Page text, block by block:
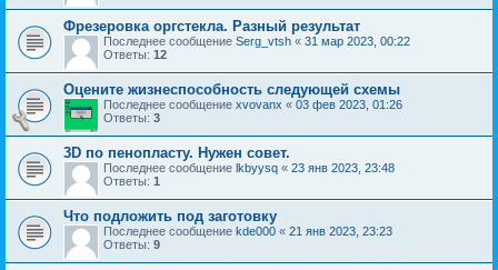
Фрезеровка оргстекла. Разный результат
Последнее сообщение Serg_vtsh « 31 мар 2023, 00:22
Ответы: 12
Оцените жизнеспособность следующей схемы
Последнее сообщение xvovanx « 03 фев 2023, 01:26
Ответы: 3
3D по пенопласту. Нужен совет.
Последнее сообщение lkbyysq « 23 янв 2023, 23:48
Ответы: 1
Что подложить под заготовку
Последнее сообщение kde000 « 21 янв 2023, 23:23
Ответы: 9